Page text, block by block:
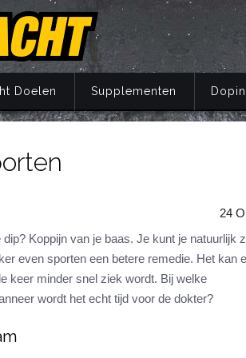
Trainingsprincipes
Krachtoefeningen Armen
Krachtoefeningen Borst
Krachtoefeningen Buik
Eiwitten
Koolhydraten
Vetten
Vocht
Doelen
Supplementen
Herstel
Mentaal
Supplementen
Veel
24
Koppijn van je baas. Je kunt je natuurlijk
even sporten een betere remedie. Het kan
keer minder snel ziek wordt. Bij welke
wordt het echt tijd voor de dokter?